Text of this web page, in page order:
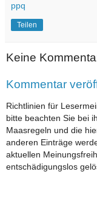
ppq
Teilen
Keine
Kommentar
Richtlinien für
bitte beachten Sie bei
Maasregeln und die
anderen Einträge
aktuellen
entschädigungslos